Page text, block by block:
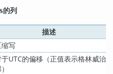
的列
描述
写
UTC的偏移（正值表示格林威治